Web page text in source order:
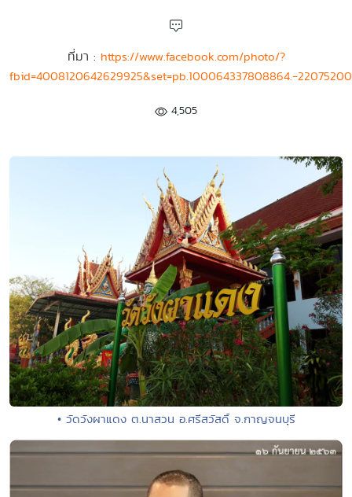
ที่มา : https://www.facebook.com/photo/?
fbid=4008120642629925&set=pb.100064337808864.-
4,505
• วัดวังผาแดง ต.นาสวน อ.ศรีสวัสดิ์ จ.กาญจนบุรี